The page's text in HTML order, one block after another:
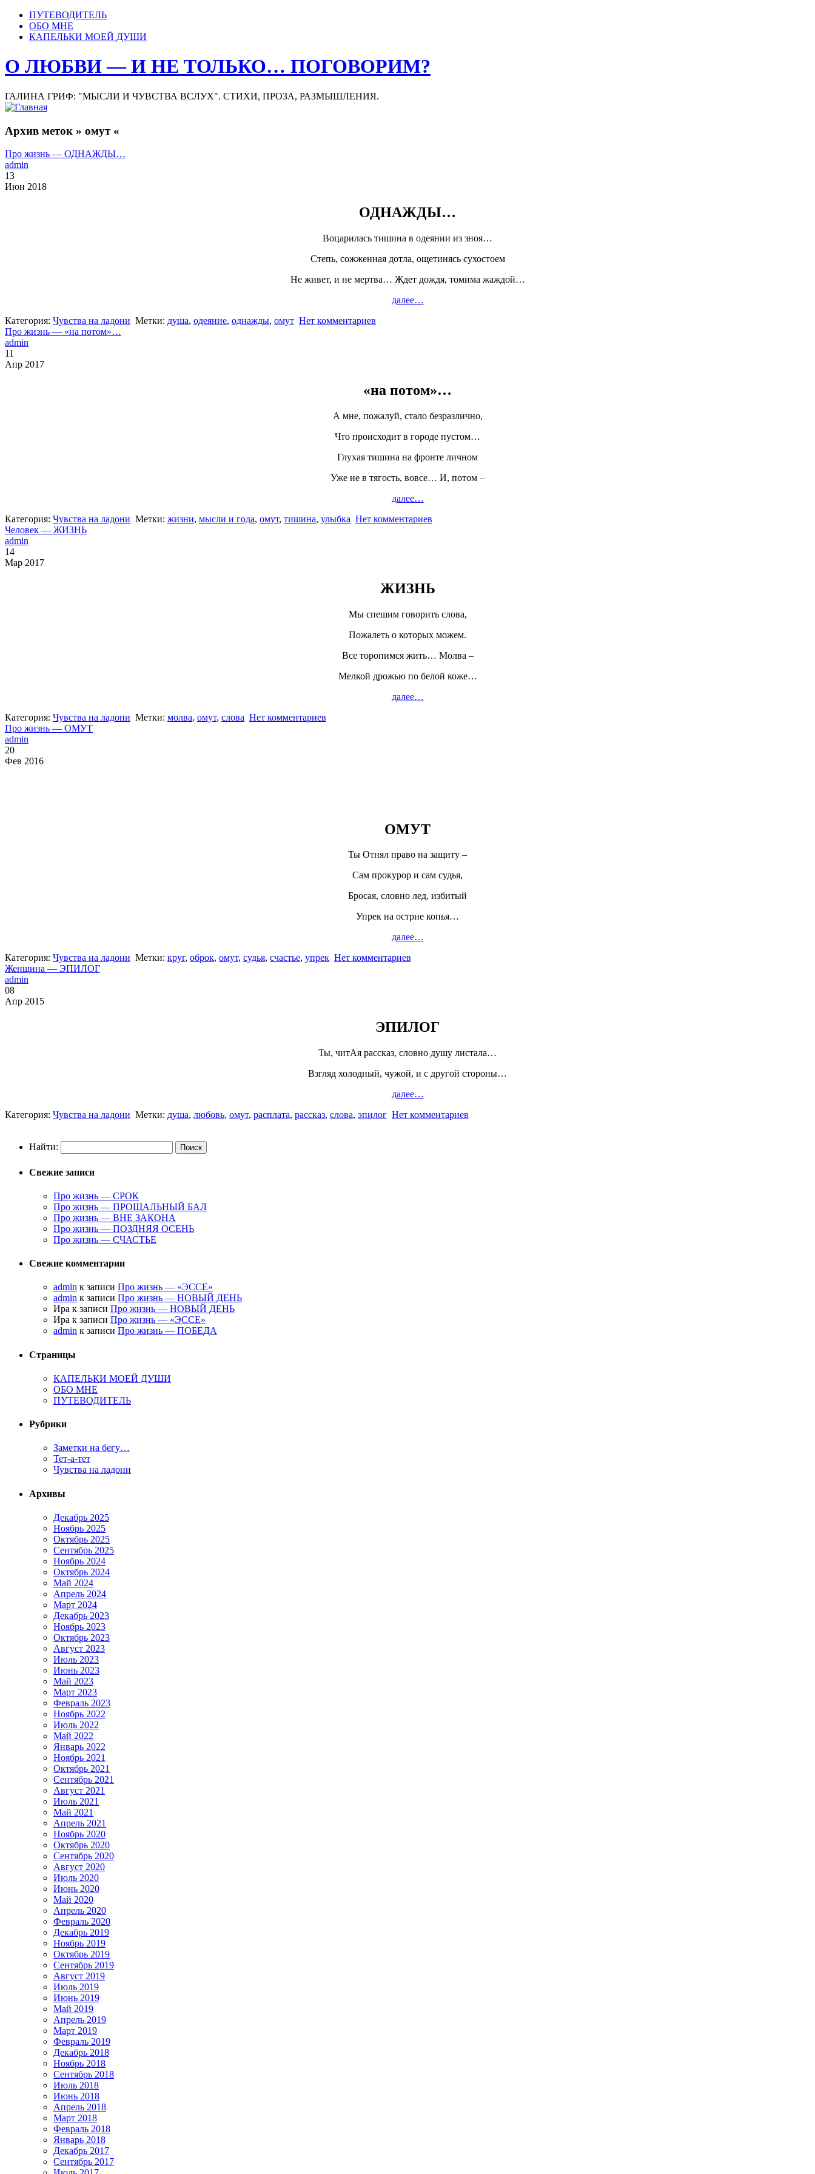
ПУТЕВОДИТЕЛЬ
ОБО МНЕ
КАПЕЛЬКИ МОЕЙ ДУШИ
О ЛЮБВИ — И НЕ ТОЛЬКО… ПОГОВОРИМ?
ГАЛИНА ГРИФ: "МЫСЛИ И ЧУВСТВА ВСЛУХ". СТИХИ, ПРОЗА, РАЗМЫШЛЕНИЯ.
Архив меток » омут «
Про жизнь — ОДНАЖДЫ…
admin
13
Июн 2018
ОДНАЖДЫ…
Воцарилась тишина в одеянии из зноя…
Степь, сожженная дотла, ощетинясь сухостоем
Не живет, и не мертва… Ждет дождя, томима жаждой…
далее…
Категория: Чувства на ладони Метки: душа, одеяние, однажды, омут Нет комментариев
Про жизнь — «на потом»…
admin
11
Апр 2017
«на потом»…
А мне, пожалуй, стало безразлично,
Что происходит в городе пустом…
Глухая тишина на фронте личном
Уже не в тягость, вовсе… И, потом –
далее…
Категория: Чувства на ладони Метки: жизни, мысли и года, омут, тишина, улыбка Нет комментариев
Человек — ЖИЗНЬ
admin
14
Мар 2017
ЖИЗНЬ
Мы спешим говорить слова,
Пожалеть о которых можем.
Все торопимся жить… Молва –
Мелкой дрожью по белой коже…
далее…
Категория: Чувства на ладони Метки: молва, омут, слова Нет комментариев
Про жизнь — ОМУТ
admin
20
Фев 2016
ОМУТ
Ты Отнял право на защиту –
Сам прокурор и сам судья,
Бросая, словно лед, избитый
Упрек на острие копья…
далее…
Категория: Чувства на ладони Метки: круг, оброк, омут, судья, счастье, упрек Нет комментариев
Женщина — ЭПИЛОГ
admin
08
Апр 2015
ЭПИЛОГ
Ты, читАя рассказ, словно душу листала…
Взгляд холодный, чужой, и с другой стороны…
далее…
Категория: Чувства на ладони Метки: душа, любовь, омут, расплата, рассказ, слова, эпилог Нет комментариев
Найти:
Свежие записи
Про жизнь — СРОК
Про жизнь — ПРОЩАЛЬНЫЙ БАЛ
Про жизнь — ВНЕ ЗАКОНА
Про жизнь — ПОЗДНЯЯ ОСЕНЬ
Про жизнь — СЧАСТЬЕ
Свежие комментарии
admin к записи Про жизнь — «ЭССЕ»
admin к записи Про жизнь — НОВЫЙ ДЕНЬ
Ира к записи Про жизнь — НОВЫЙ ДЕНЬ
Ира к записи Про жизнь — «ЭССЕ»
admin к записи Про жизнь — ПОБЕДА
Страницы
КАПЕЛЬКИ МОЕЙ ДУШИ
ОБО МНЕ
ПУТЕВОДИТЕЛЬ
Рубрики
Заметки на бегу…
Тет-а-тет
Чувства на ладони
Архивы
Декабрь 2025
Ноябрь 2025
Октябрь 2025
Сентябрь 2025
Ноябрь 2024
Октябрь 2024
Май 2024
Апрель 2024
Март 2024
Декабрь 2023
Ноябрь 2023
Октябрь 2023
Август 2023
Июль 2023
Июнь 2023
Май 2023
Март 2023
Февраль 2023
Ноябрь 2022
Июль 2022
Май 2022
Январь 2022
Ноябрь 2021
Октябрь 2021
Сентябрь 2021
Август 2021
Июль 2021
Май 2021
Апрель 2021
Ноябрь 2020
Октябрь 2020
Сентябрь 2020
Август 2020
Июль 2020
Июнь 2020
Май 2020
Апрель 2020
Февраль 2020
Декабрь 2019
Ноябрь 2019
Октябрь 2019
Сентябрь 2019
Август 2019
Июль 2019
Июнь 2019
Май 2019
Апрель 2019
Март 2019
Февраль 2019
Декабрь 2018
Ноябрь 2018
Сентябрь 2018
Июль 2018
Июнь 2018
Апрель 2018
Март 2018
Февраль 2018
Январь 2018
Декабрь 2017
Сентябрь 2017